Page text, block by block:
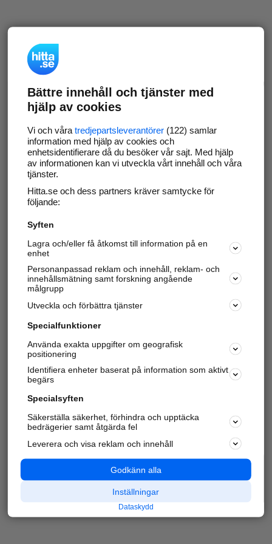
Bättre innehåll och tjänster med
hjälp av cookies
Vi och våra tredjepartsleverantörer(122) samlar
information med hjälp av cookies och
enhetsidentifierare då du besöker vår sajt. Med hjälp
av informationen kan vi utveckla vårt innehåll och våra
tjänster.
Hitta.se och dess partners kräver samtycke för
följande:
Syften
Lagra och/eller få åtkomst till information på en
enhet
Personanpassad reklam och innehåll, reklam- och
innehållsmätning samt forskning angående
målgrupp
Utveckla och förbättra tjänster
Specialfunktioner
Använda exakta uppgifter om geografisk
positionering
Identifiera enheter baserat på information som aktivt
begärs
Specialsyften
Säkerställa säkerhet, förhindra och upptäcka
bedrägerier samt åtgärda fel
Leverera och visa reklam och innehåll
Godkänn alla
Inställningar
Dataskydd